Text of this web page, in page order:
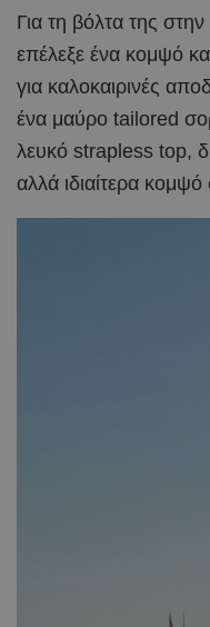
Για τη βόλτα της
επέλεξε ένα κομψό
για καλοκαιρινές
ένα μαύρο tailored
λευκό strapless top,
αλλά ιδιαίτερα